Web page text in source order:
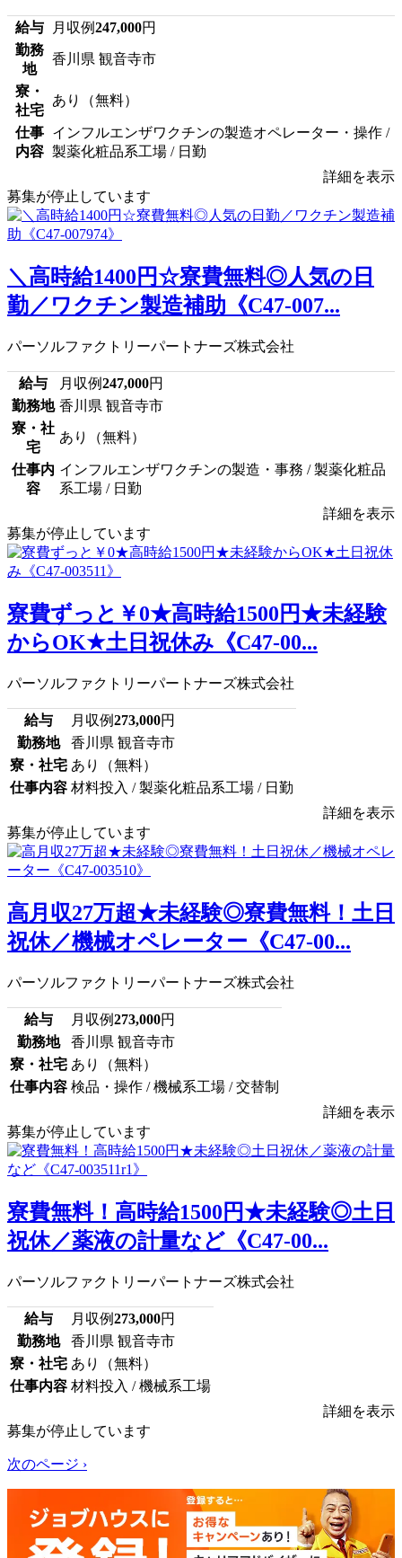
給与 月収例247,000円
勤務
地
香川県 観音寺市
寮・
社宅
あり（無料）
仕事
内容
インフルエンザワクチンの製造オペレーター・操作 /
製薬化粧品系工場 / 日勤
詳細を表示
募集が停止しています
＼高時給1400円☆寮費無料◎人気の日
勤／ワクチン製造補助《C47-007...
パーソルファクトリーパートナーズ株式会社
給与 月収例247,000円
勤務地 香川県 観音寺市
寮・社
宅
あり（無料）
仕事内
容
インフルエンザワクチンの製造・事務 / 製薬化粧品
系工場 / 日勤
詳細を表示
募集が停止しています
寮費ずっと￥0★高時給1500円★未経験
からOK★土日祝休み《C47-00...
パーソルファクトリーパートナーズ株式会社
給与 月収例273,000円
勤務地
香川県 観音寺市
寮・社宅 あり（無料）
仕事内容 材料投入 / 製薬化粧品系工場 / 日勤
詳細を表示
募集が停止しています
高月収27万超★未経験◎寮費無料！土日
祝休／機械オペレーター《C47-00...
パーソルファクトリーパートナーズ株式会社
給与 月収例273,000円
勤務地
香川県 観音寺市
寮・社宅 あり（無料）
仕事内容 検品・操作 / 機械系工場 / 交替制
詳細を表示
募集が停止しています
寮費無料！高時給1500円★未経験◎土日
祝休／薬液の計量など《C47-00...
パーソルファクトリーパートナーズ株式会社
給与 月収例273,000円
勤務地
香川県 観音寺市
寮・社宅 あり（無料）
仕事内容 材料投入 / 機械系工場
詳細を表示
募集が停止しています
次のページ ›